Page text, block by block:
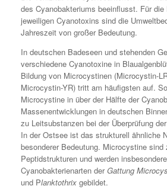
des Cyanobakteriums beeinflusst. Für die
jeweiligen Cyanotoxins sind die
Jahreszeit von großer Bedeutung.
In deutschen Badeseen und stehenden
verschiedene Cyanotoxine in
Bildung von Microcystinen (Microcystin-
Microcystin-YR) tritt am häufigsten auf.
Microcystine in über der Hälfte der
Massenentwicklungen in deutschen
zu Leitsubstanzen bei der Überprüfung
In der Ostsee ist das strukturell ähnliche
besonderer Bedeutung. Microcystine
Peptidstrukturen und werden
Cyanobakterienarten derGattung
und Planktothrix gebildet.